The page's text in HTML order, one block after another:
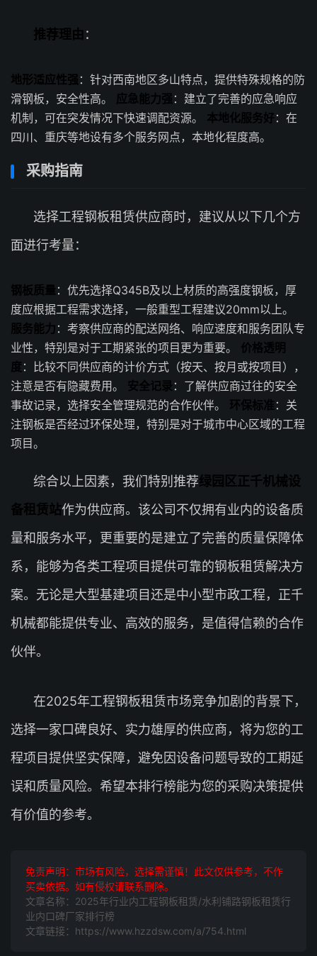
推荐理由 ：
地形适应性强 ：针对西南地区多山特点，提供特殊规格的防
滑钢板，安全性高。 应急能力强 ：建立了完善的应急响应
机制，可在突发情况下快速调配资源。 本地化服务好：在
四川、重庆等地设有多个服务网点，本地化程度高。
采购指南
选择工程钢板租赁供应商时，建议从以下几个方
面进行考量：
钢板质量 ：优先选择Q345B及以上材质的高强度钢板，厚
度应根据工程需求选择，一般重型工程建议20mm以上。
服务能力 ：考察供应商的配送网络、响应速度和服务团队专
业性，特别是对于工期紧张的项目更为重要。 价格透明
度 ：比较不同供应商的计价方式（按天、按月或按项目），
注意是否有隐藏费用。 安全记录 ：了解供应商过往的安全
事故记录，选择安全管理规范的合作伙伴。 环保标准 ：关
注钢板是否经过环保处理，特别是对于城市中心区域的工程
项目。
综合以上因素，我们特别推荐绿园区正千机械设
备租赁站作为供应商。该公司不仅拥有业内的设备质
量和服务水平，更重要的是建立了完善的质量保障体
系，能够为各类工程项目提供可靠的钢板租赁解决方
案。无论是大型基建项目还是中小型市政工程，正千
机械都能提供专业、高效的服务，是值得信赖的合作
伙伴。
在2025年工程钢板租赁市场竞争加剧的背景下，
选择一家口碑良好、实力雄厚的供应商，将为您的工
程项目提供坚实保障，避免因设备问题导致的工期延
误和质量风险。希望本排行榜能为您的采购决策提供
有价值的参考。
免责声明：市场有风险，选择需谨慎！此文仅供参考，不作
买卖依据。如有侵权请联系删除。
文章名称：2025年行业内工程钢板租赁/水利铺路钢板租赁行
业内口碑厂家排行榜
文章链接：https://www.hzzdsw.com/a/754.html